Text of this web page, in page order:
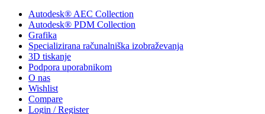
Autodesk® AEC Collection
Autodesk® PDM Collection
Grafika
Specializirana računalniška izobraževanja
3D tiskanje
Podpora uporabnikom
O nas
Wishlist
Compare
Login / Register